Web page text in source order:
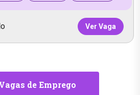
Ver Vaga
de Emprego